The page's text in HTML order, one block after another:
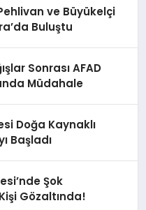
ve Büyükelçi
Buluştu
Sonrası AFAD
Müdahale
Doğa Kaynaklı
Başladı
Şok
Gözaltında!